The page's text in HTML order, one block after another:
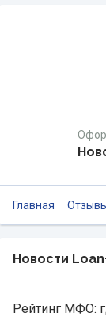
Главная
Новости
Рейтинг МФО: